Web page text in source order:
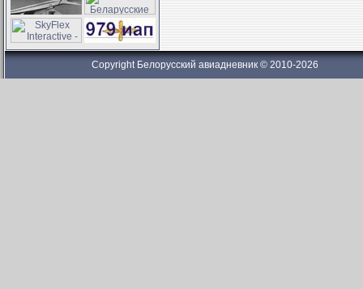
Copyright Белорусский авиадневник © 2010-2026